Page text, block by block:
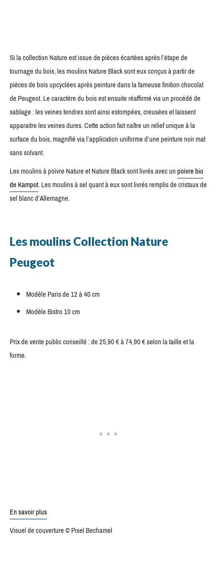
Si la collection Nature est issue de pièces écartées après l’étape de
tournage du bois, les moulins Nature Black sont eux conçus à partir de
pièces de bois upcyclées après peinture dans la fameuse finition chocolat
de Peugeot. Le caractère du bois est ensuite réaffirmé via un procédé de
sablage : les veines tendres sont ainsi estompées, creusées et laissent
apparaitre les veines dures. Cette action fait naître un relief unique à la
surface du bois, magnifié via l’application uniforme d’une peinture noir mat
sans solvant.
Les moulins à poivre Nature et Nature Black sont livrés avec unpoivre bio
de Kampot. Les moulins à sel quant à eux sont livrés remplis de cristaux de
sel blanc d’Allemagne.
Les moulins Collection Nature
Peugeot
Modèle Paris de 12 à 40 cm
Modèle Bistro 10 cm
Prix de vente public conseillé : de 25,90 € à 74,90 € selon la taille et la
forme.
En savoir plus
Visuel de couverture © Pixel Bechamel